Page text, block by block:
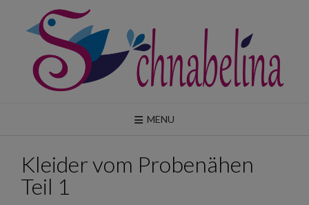
content
MENU
Kleider vom Probenähen
Teil 1